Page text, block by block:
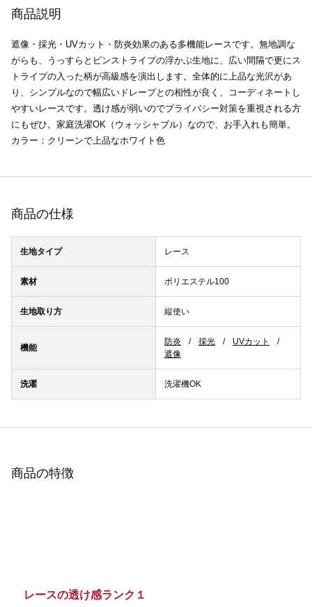
商品説明
遮像・採光・UVカット・防炎効果のある多機能レースです。無地調な
がらも、うっすらとピンストライプの浮かぶ生地に、広い間隔で更にス
トライプの入った柄が高級感を演出します。全体的に上品な光沢があ
り、シンプルなので幅広いドレープとの相性が良く、コーディネートし
やすいレースです。透け感が弱いのでプライバシー対策を重視される方
にもぜひ。家庭洗濯OK（ウォッシャブル）なので、お手入れも簡単。
カラー：クリーンで上品なホワイト色
商品の仕様
生地タイプ レース
素材 ポリエステル100
生地取り方 縦使い
機能
防炎 採光
UVカット
遮像
洗濯 洗濯機OK
商品の特徴
レースの透け感ランク１